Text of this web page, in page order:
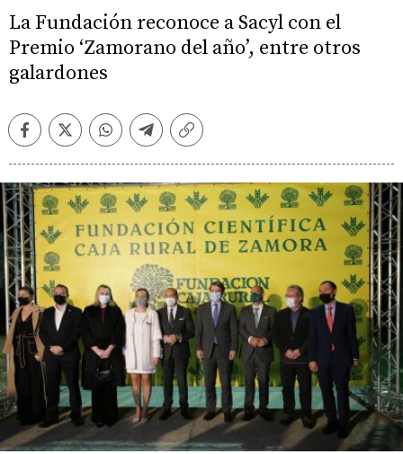
La Fundación reconoce a Sacyl con el
Premio ‘Zamorano del año’, entre otros
galardones
FacebookTwitterWhatsappTelegramCopiar